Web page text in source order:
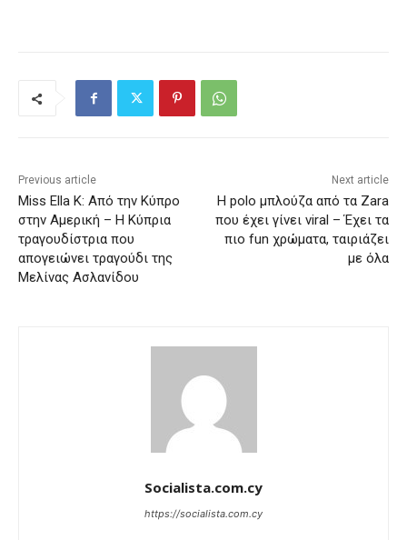
Previous article
Miss Ella K: Aπό την Κύπρο
στην Αμερική – Η Κύπρια
τραγουδίστρια που
απογειώνει τραγούδι της
Μελίνας Ασλανίδου
Next article
Η polo μπλούζα από τα Zara
που έχει γίνει viral – Έχει τα
πιο fun χρώματα, ταιριάζει
με όλα
Socialista.com.cy
https://socialista.com.cy